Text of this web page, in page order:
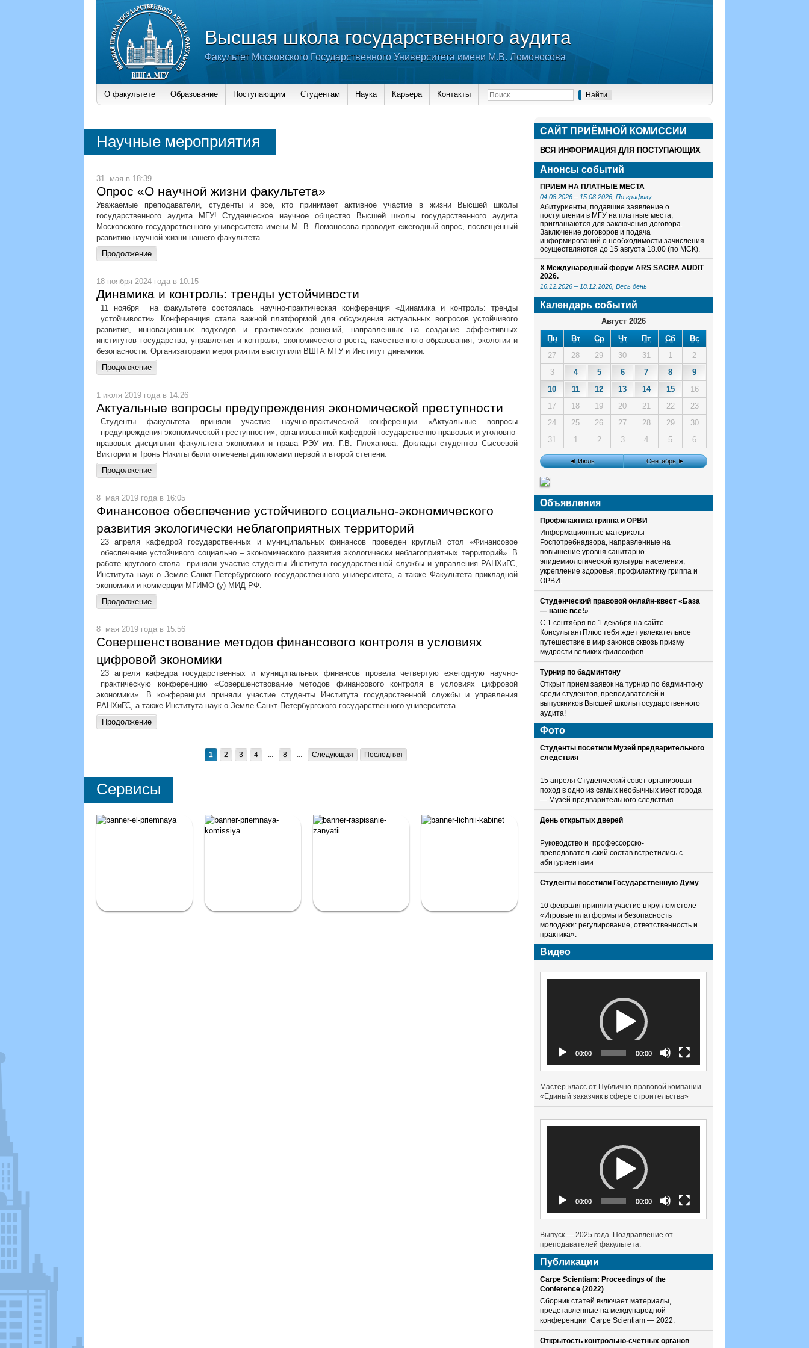
Высшая школа государственного аудита
Факультет Московского Государственного Университета имени М.В. Ломоносова
О факультете Образование Поступающим Студентам Наука Карьера Контакты
Научные мероприятия
31 мая в 18:39
Опрос «О научной жизни факультета»
Уважаемые преподаватели, студенты и все, кто принимает активное участие в жизни Высшей школы
государственного аудита МГУ! Студенческое научное общество Высшей школы государственного аудита
Московского государственного университета имени М. В. Ломоносова проводит ежегодный опрос, посвящённый
развитию научной жизни нашего факультета.
18 ноября 2024 года в 10:15
Динамика и контроль: тренды устойчивости
11 ноября на факультете состоялась научно-практическая конференция «Динамика и контроль: тренды
устойчивости». Конференция стала важной платформой для обсуждения актуальных вопросов устойчивого
развития, инновационных подходов и практических решений, направленных на создание эффективных
институтов государства, управления и контроля, экономического роста, качественного образования, экологии и
безопасности. Организаторами мероприятия выступили ВШГА МГУ и Институт динамики.
1 июля 2019 года в 14:26
Актуальные вопросы предупреждения экономической преступности
Студенты факультета приняли участие научно-практической конференции «Актуальные вопросы
предупреждения экономической преступности», организованной кафедрой государственно-правовых и уголовно-
правовых дисциплин факультета экономики и права РЭУ им. Г.В. Плеханова. Доклады студентов Сысоевой
Виктории и Тронь Никиты были отмечены дипломами первой и второй степени.
8 мая 2019 года в 16:05
Финансовое обеспечение устойчивого социально-экономического
развития экологически неблагоприятных территорий
23 апреля кафедрой государственных и муниципальных финансов проведен круглый стол «Финансовое
обеспечение устойчивого социально – экономического развития экологически неблагоприятных территорий». В
работе круглого стола приняли участие студенты Института государственной службы и управления РАНХиГС,
Института наук о Земле Санкт-Петербургского государственного университета, а также Факультета прикладной
экономики и коммерции МГИМО (у) МИД РФ.
8 мая 2019 года в 15:56
Совершенствование методов финансового контроля в условиях
цифровой экономики
23 апреля кафедра государственных и муниципальных финансов провела четвертую ежегодную научно-
практическую конференцию «Совершенствование методов финансового контроля в условиях цифровой
экономики». В конференции приняли участие студенты Института государственной службы и управления
РАНХиГС, а также Института наук о Земле Санкт-Петербургского государственного университета.
1 2 3 4 ... 8 ... Следующая Последняя
Сервисы
САЙТ ПРИЁМНОЙ КОМИСCИИ
ВСЯ ИНФОРМАЦИЯ ДЛЯ ПОСТУПАЮЩИХ
Анонсы событий
ПРИЕМ НА ПЛАТНЫЕ МЕСТА
04.08.2026 – 15.08.2026 , По графику
Абитуриенты, подавшие заявление о
поступлении в МГУ на платные места,
приглашаются для заключения договора.
Заключение договоров и подача
информирований о необходимости зачисления
осуществляются до 15 августа 18.00 (по МСК).
X Международный форум ARS SACRA AUDIT
2026.
16.12.2026 – 18.12.2026 , Весь день
Календарь событий
Август 2026
Пн
Вт Ср Чт Пт Сб
Вс
27
28 29 30 31 1
2
3
4 5 6 7 8
9
10
11 12 13 14 15
16
17
18 19 20 21 22
23
24
25 26 27 28 29
30
31
1 2 3 4 5 6
◄ Июль Сентябрь ►
Объявления
Профилактика гриппа и ОРВИ
Информационные материалы
Роспотребнадзора, направленные на
повышение уровня санитарно-
эпидемиологической культуры населения,
укрепление здоровья, профилактику гриппа и
ОРВИ.
Студенческий правовой онлайн-квест «База
— наше всё!»
С 1 сентября по 1 декабря на сайте
КонсультантПлюс тебя ждет увлекательное
путешествие в мир законов сквозь призму
мудрости великих философов.
Турнир по бадминтону
Открыт прием заявок на турнир по бадминтону
среди студентов, преподавателей и
выпускников Высшей школы государственного
аудита!
Фото
Студенты посетили Музей предварительного
следствия
15 апреля Студенческий совет организовал
поход в одно из самых необычных мест города
— Музей предварительного следствия.
День открытых дверей
Руководство и профессорско-
преподавательский состав встретились с
абитуриентами
Студенты посетили Государственную Думу
10 февраля приняли участие в круглом столе
«Игровые платформы и безопасность
молодежи: регулирование, ответственность и
практика».
Видео
00:00 00:00
Мастер-класс от Публично-правовой компании
«Единый заказчик в сфере строительства»
00:00 00:00
Выпуск — 2025 года. Поздравление от
преподавателей факультета.
Публикации
Carpe Scientiam: Proceedings of the
Conference (2022)
Сборник статей включает материалы,
представленные на международной
конференции Carpe Scientiam — 2022.
Открытость контрольно-счетных органов